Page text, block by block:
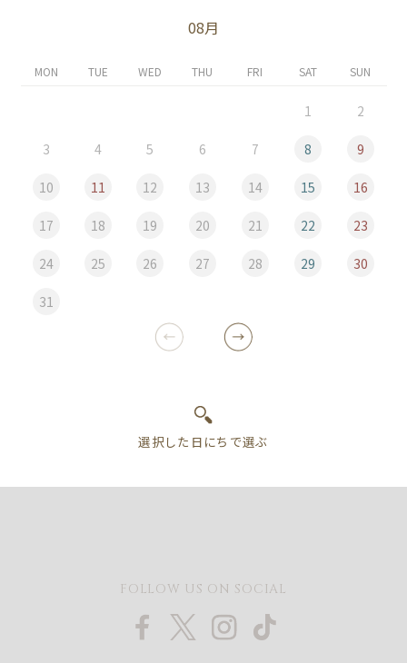
08月
MON TUE WED THU FRI SAT SUN
1 2
3 4 5 6 7 8 9
10 11 12 13 14 15 16
17 18 19 20 21 22 23
24 25 26 27 28 29 30
31
FOLLOW US ON SOCIAL